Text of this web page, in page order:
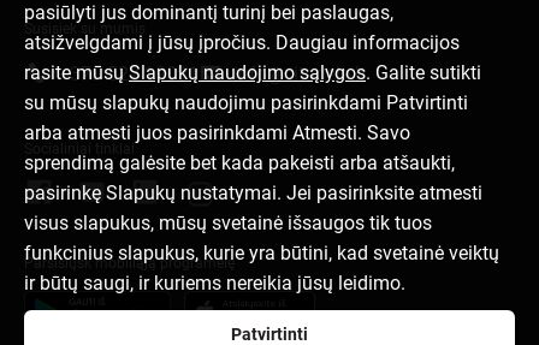
pasiūlyti jus dominantį turinį bei paslaugas,
atsižvelgdami į jūsų įpročius. Daugiau informacijos
rasite mūsų Slapukų naudojimo sąlygos. Galite sutikti
su mūsų slapukų naudojimu pasirinkdami Patvirtinti
arba atmesti juos pasirinkdami Atmesti. Savo
sprendimą galėsite bet kada pakeisti arba atšaukti,
pasirinkę Slapukų nustatymai. Jei pasirinksite atmesti
visus slapukus, mūsų svetainė išsaugos tik tuos
funkcinius slapukus, kurie yra būtini, kad svetainė veiktų
ir būtų saugi, ir kuriems nereikia jūsų leidimo.
Patvirtinti
+370 522 19091 info@citadele.lt
Parsisiųsk mobiliąją programėlę